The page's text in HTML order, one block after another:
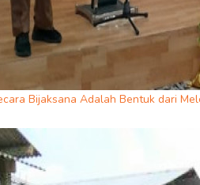
Bijaksana Adalah Bentuk dari